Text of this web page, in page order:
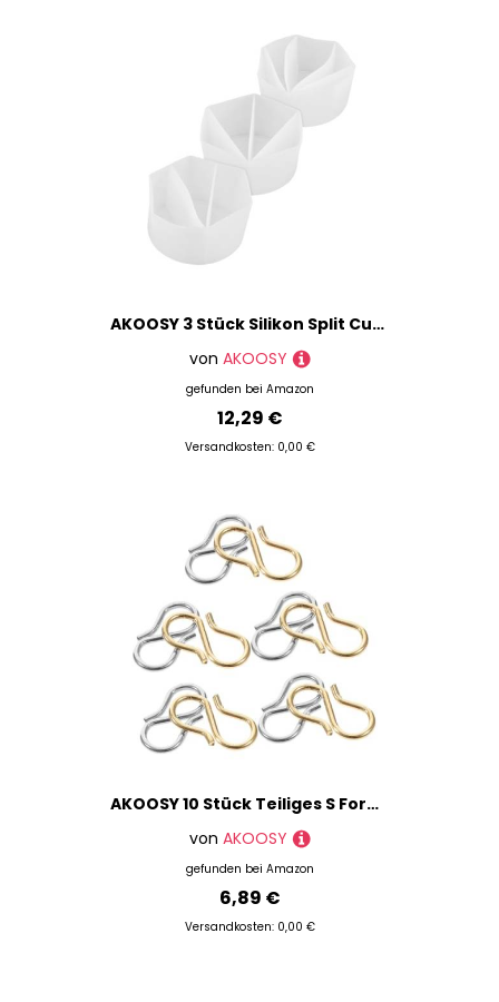
AKOOSY 3 Stück Silikon Split Cups für Farbgießen Flexible Wiederverwendbare Gießbecher mit Trennwänden für Präzises Mischen von Resin und Acrylfarbe Leicht Vielseitig für Studio und
von AKOOSY
gefunden bei Amazon
12,29 €
Versandkosten: 0,00 €
AKOOSY 10 Stück Teiliges S Form Edelstahl Schmuckverschluss Rostfrei Kratzfest Robust für DIY Armband und Halskettenherstellung Vielseitig Einsetzbar als Verbindungs und
von AKOOSY
gefunden bei Amazon
6,89 €
Versandkosten: 0,00 €